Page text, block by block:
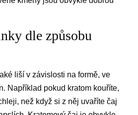
dle způsobu
liší v závislosti na formě, ve
Například pokud kratom kouříte,
než když si z něj uvaříte čaj